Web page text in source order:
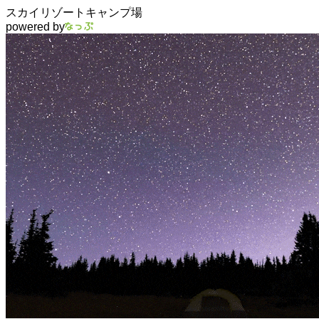
スカイリゾートキャンプ場
powered by